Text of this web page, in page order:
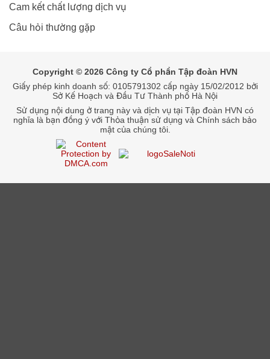
Cam kết chất lượng dịch vụ
Câu hỏi thường gặp
Copyright © 2026 Công ty Cổ phần Tập đoàn HVN
Giấy phép kinh doanh số: 0105791302 cấp ngày 15/02/2012 bởi
Sở Kế Hoạch và Đầu Tư Thành phố Hà Nội
Sử dụng nội dung ở trang này và dịch vụ tại Tập đoàn HVN có
nghĩa là bạn đồng ý với Thỏa thuận sử dụng và Chính sách bảo
mật của chúng tôi.